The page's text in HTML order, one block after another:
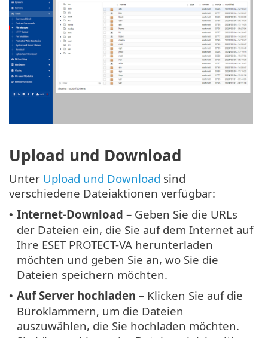
Upload und Download
Unter Upload und Download sind
verschiedene Dateiaktionen verfügbar:
• Internet-Download – Geben Sie die URLs
der Dateien ein, die Sie auf dem Internet auf
Ihre ESET PROTECT-VA herunterladen
möchten und geben Sie an, wo Sie die
Dateien speichern möchten.
• Auf Server hochladen – Klicken Sie auf die
Büroklammern, um die Dateien
auszuwählen, die Sie hochladen möchten.